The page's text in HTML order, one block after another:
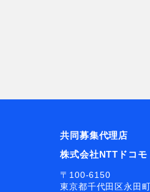
共同募集代理店
株式会社NTTドコ
〒100-6150
東京都千代田区永田